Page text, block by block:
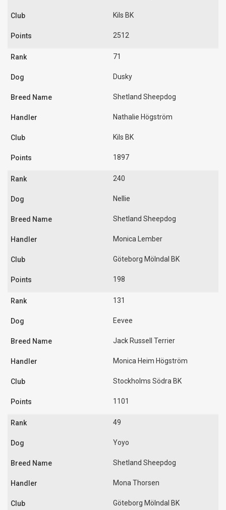
Kils BK
2512
71
Dusky
Shetland Sheepdog
Nathalie Högström
Kils BK
1897
240
Nellie
Shetland Sheepdog
Monica Lember
Göteborg Mölndal BK
198
131
Eevee
Jack Russell Terrier
Monica Heim Högström
Stockholms Södra BK
1101
49
Yoyo
Shetland Sheepdog
Mona Thorsen
Göteborg Mölndal BK